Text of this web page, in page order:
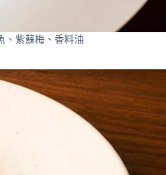
、紫蘇梅、香料油